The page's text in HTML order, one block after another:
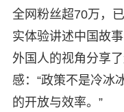
全网粉丝超70万，
实体验讲述中国故
外国人的视角分享
感：“政策不是冷冰
的开放与效率。”